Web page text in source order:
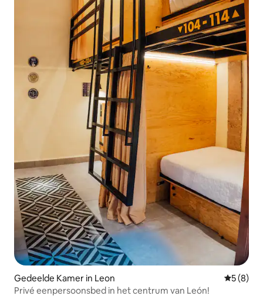
Gedeelde Kamer in Leon
5 (8)
Privé eenpersoonsbed in het centrum van León!